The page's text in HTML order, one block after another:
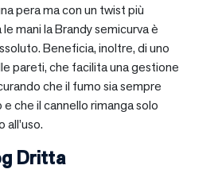
pera ma con un twist più
mani la Brandy semicurva è
Beneficia, inoltre, di uno
pareti, che facilita una gestione
che il fumo sia sempre
che il cannello rimanga solo
Dritta